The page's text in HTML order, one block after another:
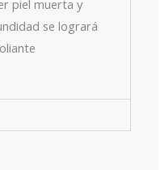
piel muerta y
se logrará